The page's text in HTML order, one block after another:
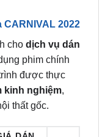
phim chính
được thực
kinh nghiệm,
thất gốc.
DÁN
FULL NỘI